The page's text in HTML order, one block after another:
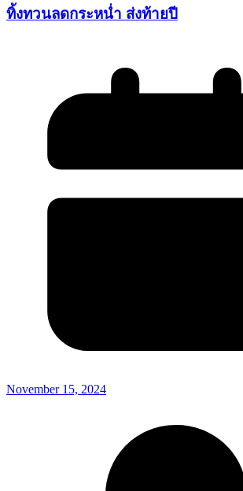
ทิ้งทวนลดกระหน่ำ ส่งท้ายปี
November 15, 2024